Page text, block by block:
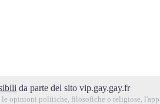
da parte del sito vip.gay.gay.fr
opinioni politiche, filosofiche o religiose,